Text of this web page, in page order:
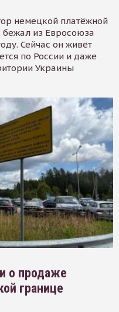
немецкой платёжной
из Евросоюза
Сейчас он живёт
по России и даже
Украины
о продаже
границе